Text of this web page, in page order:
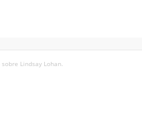
Lindsay Lohan.